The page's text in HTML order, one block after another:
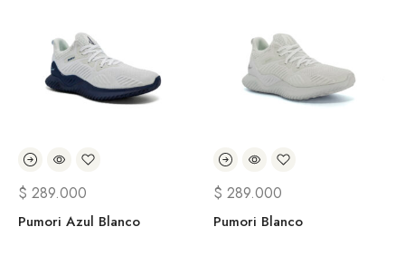
$ 289.000
Pumori Azul Blanco
$ 289.000
Pumori Blanco